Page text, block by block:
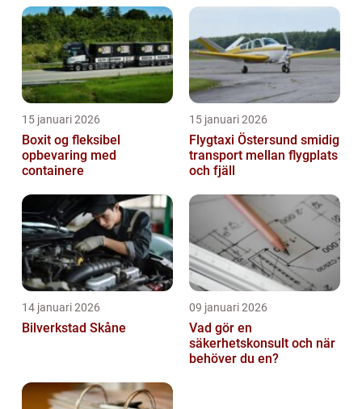
15 januari 2026
Boxit og fleksibel
opbevaring med
containere
15 januari 2026
Flygtaxi Östersund smidig
transport mellan flygplats
och fjäll
14 januari 2026
Bilverkstad Skåne
09 januari 2026
Vad gör en
säkerhetskonsult och när
behöver du en?